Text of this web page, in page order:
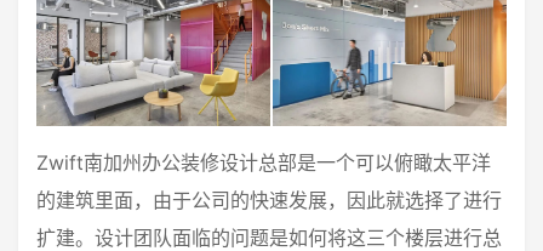
Zwift南加州办公装修设计总部是一个可以俯瞰太平洋
的建筑里面，由于公司的快速发展，因此就选择了进行
扩建。设计团队面临的问题是如何将这三个楼层进行总